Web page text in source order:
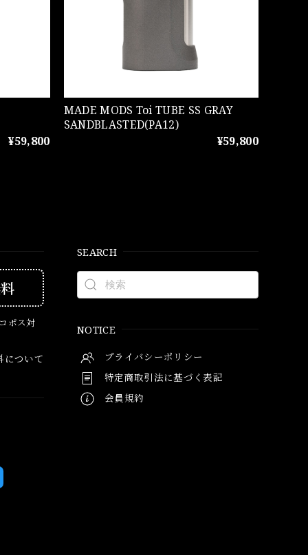
¥59,800
MADE MODS Toi TUBE SS GRAY
SANDBLASTED(PA12)
¥59,800
ポス対
ついて
SEARCH
NOTICE
プライバシーポリシー
特定商取引法に基づく表記
会員規約